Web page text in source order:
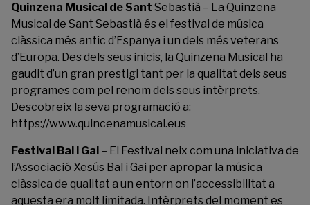
Quinzena Musical de Sant Sebastià – La Quinzena
Musical de Sant Sebastià és el festival de música
clàssica més antic d’Espanya i un dels més veterans
d’Europa. Des dels seus inicis, la Quinzena Musical ha
gaudit d’un gran prestigi tant per la qualitat dels seus
programes com pel renom dels seus intèrprets.
Descobreix la seva programació a:
https://www.quincenamusical.eus
Festival Bal i Gai – El Festival neix com una iniciativa de
l’Associació Xesús Bal i Gai per apropar la música
clàssica de qualitat a un entorn on l’accessibilitat a
aquesta era molt limitada. Intèrprets del moment es